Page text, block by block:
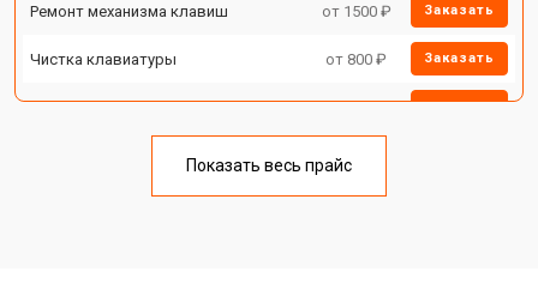
Ремонт механизма клавиш от 1500 ₽ Заказать
Чистка клавиатуры от 800 ₽ Заказать
Ремонт клавиш от 1500 ₽ Заказать
Замена клавиш и уплотнителей от 1000 ₽
Чистка и профилактика
Показать весь прайс